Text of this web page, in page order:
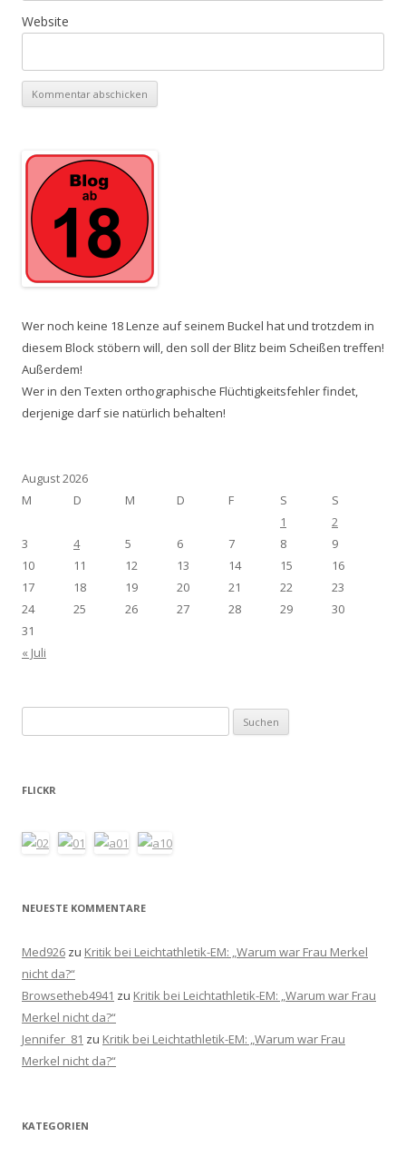
Website
Wer noch keine 18 Lenze auf seinem Buckel hat und trotzdem in
diesem Block stöbern will, den soll der Blitz beim Scheißen treffen!
Außerdem!
Wer in den Texten orthographische Flüchtigkeitsfehler findet,
derjenige darf sie natürlich behalten!
August 2026
M
D M D F S
S
1
2
3
4 5 6 7 8
9
10
11 12 13 14 15
16
17
18 19 20 21 22
23
24
25 26 27 28 29
30
31
« Juli
nach:
FLICKR
NEUESTE KOMMENTARE
Med926 zu Kritik bei Leichtathletik-EM: „Warum war Frau Merkel
nicht da?“
Browsetheb4941 zu Kritik bei Leichtathletik-EM: „Warum war Frau
Merkel nicht da?“
Jennifer_81 zu Kritik bei Leichtathletik-EM: „Warum war Frau
Merkel nicht da?“
KATEGORIEN